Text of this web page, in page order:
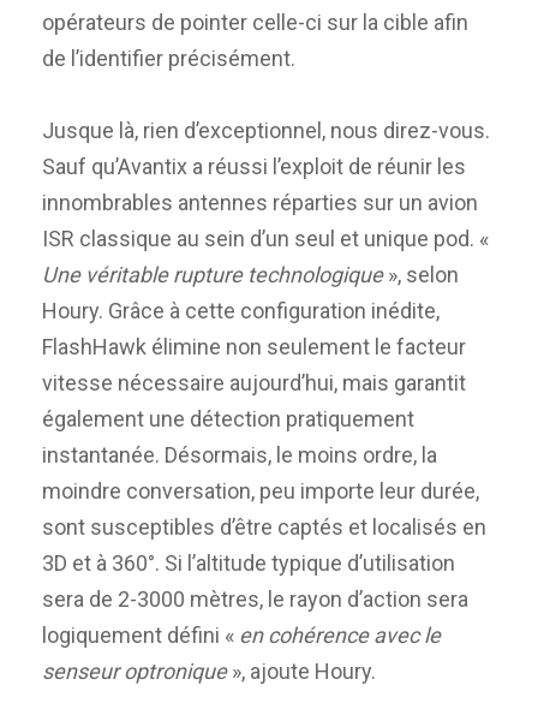
opérateurs de pointer celle-ci sur la cible afin
de l’identifier précisément.
Jusque là, rien d’exceptionnel, nous direz-vous.
Sauf qu’Avantix a réussi l’exploit de réunir les
innombrables antennes réparties sur un avion
ISR classique au sein d’un seul et unique pod. «
Une véritable rupture technologique», selon
Houry. Grâce à cette configuration inédite,
FlashHawk élimine non seulement le facteur
vitesse nécessaire aujourd’hui, mais garantit
également une détection pratiquement
instantanée. Désormais, le moins ordre, la
moindre conversation, peu importe leur durée,
sont susceptibles d’être captés et localisés en
3D et à 360°. Si l’altitude typique d’utilisation
sera de 2-3000 mètres, le rayon d’action sera
logiquement défini « en cohérence avec le
senseur optronique», ajoute Houry.